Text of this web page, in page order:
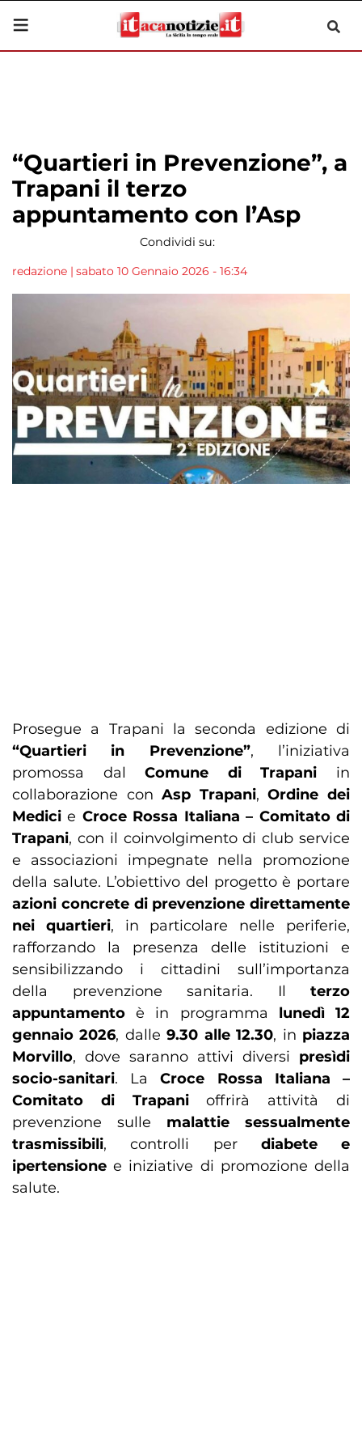
“Quartieri in Prevenzione”, a
Trapani il terzo
appuntamento con l’Asp
Condividi su:
redazione | sabato 10 Gennaio 2026 - 16:34
Prosegue a Trapani la seconda edizione di
“Quartieri in Prevenzione”, l’iniziativa
promossa dalComune di Trapani in
collaborazione conAsp Trapani,Ordine dei
Medici e Croce Rossa Italiana – Comitato di
Trapani, con il coinvolgimento di club service
e associazioni impegnate nella promozione
della salute. L’obiettivo del progetto è portare
azioni concrete di prevenzione direttamente
nei quartieri, in particolare nelle periferie,
rafforzando la presenza delle istituzioni e
sensibilizzando i cittadini sull’importanza
della prevenzione sanitaria. Il terzo
appuntamento è in programma lunedì 12
gennaio 2026, dalle9.30 alle 12.30, in piazza
Morvillo, dove saranno attivi diversi presìdi
socio-sanitari. LaCroce Rossa Italiana –
Comitato di Trapanioffrirà attività di
prevenzione sulle malattie sessualmente
trasmissibili, controlli per diabete e
ipertensione e iniziative di promozione della
salute.